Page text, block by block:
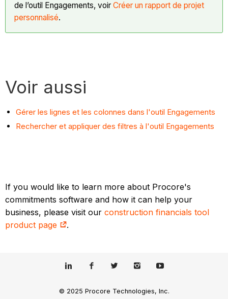
de l’outil Engagements, voirCréer un rapport de projet
personnalisé.
Voir aussi
Gérer les lignes et les colonnes dans l'outil Engagements
Rechercher et appliquer des filtres à l'outil Engagements
If you would like to learn more about Procore's
commitments software and how it can help your
business, please visit ourconstruction financials tool
product page
.
© 2025 Procore Technologies, Inc.